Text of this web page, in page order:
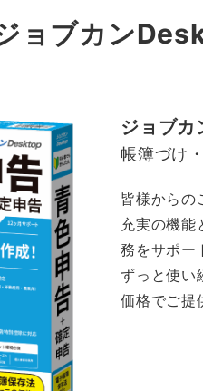
ョブカン
ジョブ
帳簿づけ
皆様からの
充実の機能
務をサポー
ずっと使い
価格でご提